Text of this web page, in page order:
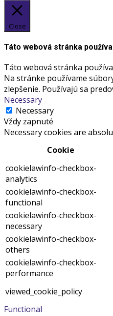
Close
Táto webová stránka
Táto webová stránka
Na stránke používame
zlepšenie. Používajú sa
Necessary
Necessary
Vždy zapnuté
Necessary cookies are
Cookie
cookielawinfo-checkbox-
analytics
cookielawinfo-checkbox-
functional
cookielawinfo-checkbox-
necessary
cookielawinfo-checkbox-
others
cookielawinfo-checkbox-
performance
viewed_cookie_policy
Functional